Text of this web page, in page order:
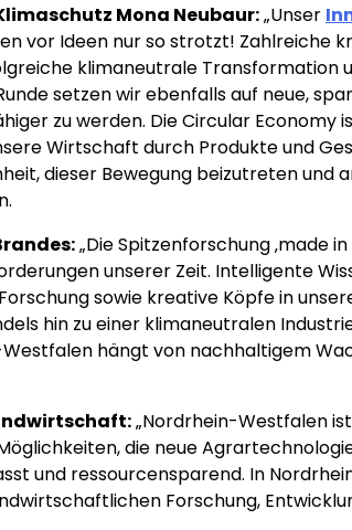
Mona Neubaur:„Unser
vor Ideen nur so strotzt! Zahlreiche
klimaneutrale Transformation
setzen wir ebenfalls auf neue,
zu werden. Die Circular Economy
Wirtschaft durch Produkte und
dieser Bewegung beizutreten und
„Die Spitzenforschung ‚made
unserer Zeit. Intelligente
sowie kreative Köpfe in
hin zu einer klimaneutralen
hängt von nachhaltigem
„Nordrhein-Westfalen
die neue
und ressourcensparend. In
Forschung,